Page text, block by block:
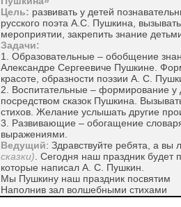
Цель: развивать у детей
русского поэта А.С. Пушкина,
мероприятии, закрепить знание
Задачи:
1. Образовательные – обобщение
Александре Сергеевиче Пушкине.
красоте, образности поэзии А. С.
2. Воспитательные – формирование у
посредством сказок Пушкина.
стихов. Желание услышать другие
3. Развивающие – обогащение
выражениями.
Ведущий: Здравствуйте ребята, а вы
сказки) . Сегодня наш праздник будет
которые написал А. С. Пушкин.
Мы Пушкину наш праздник посвятим
Наполнив зал волшебными стихами
О Пушкине сегодня говорим